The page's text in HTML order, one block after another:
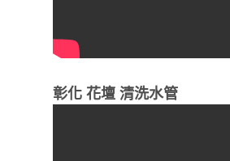
彰化 花壇 清洗水管